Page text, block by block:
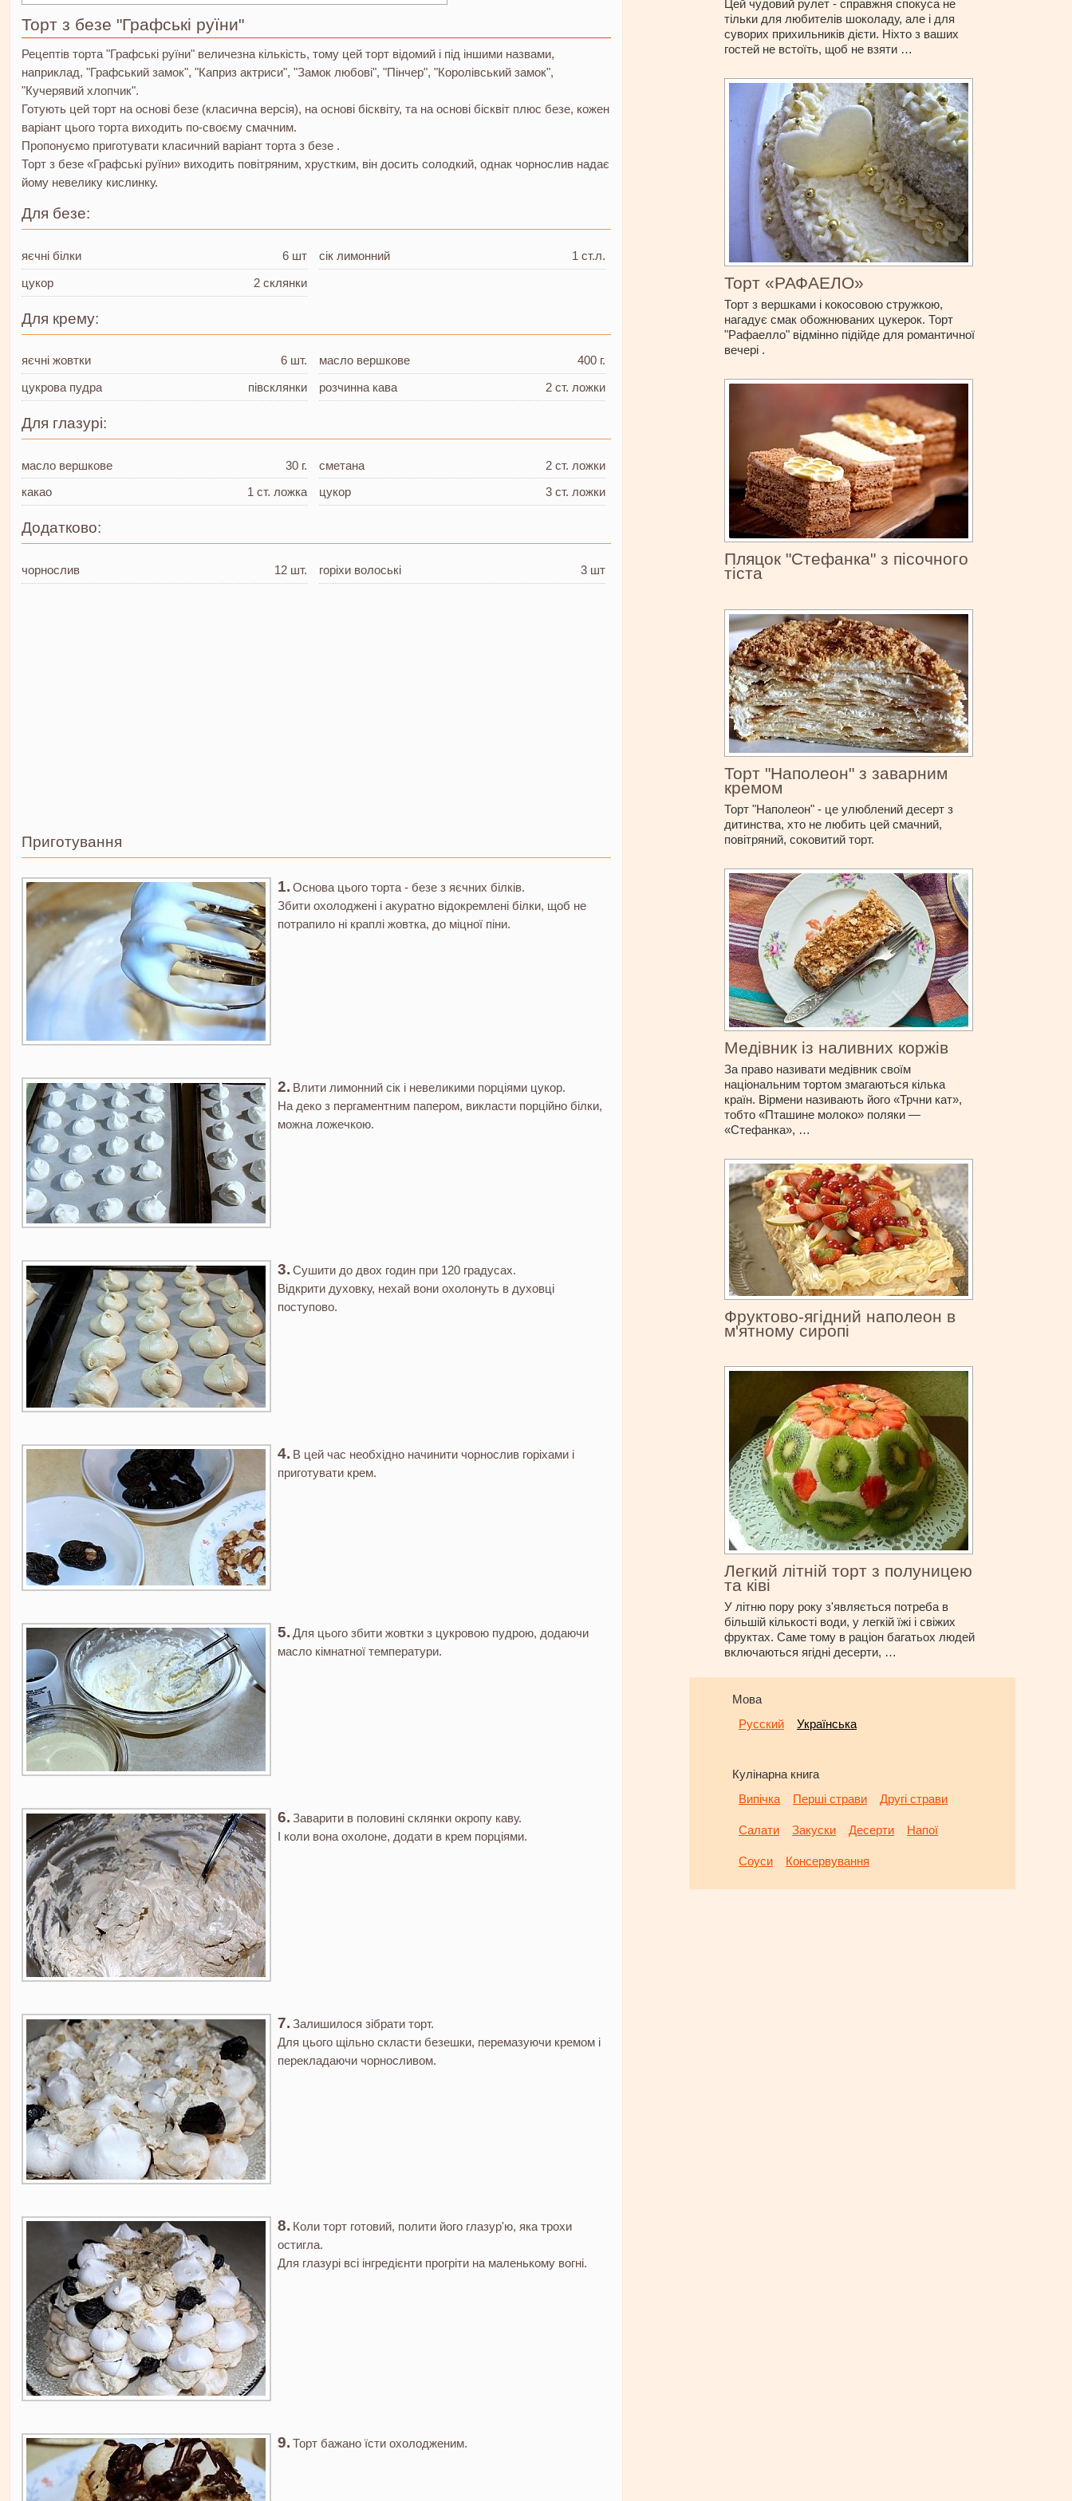
Торт з безе "Графські руїни"
Рецептів торта "Графські руїни" величезна кількість, тому цей торт відомий і під іншими назвами,
наприклад, "Графський замок", "Каприз актриси", "Замок любові", "Пінчер", "Королівський замок",
"Кучерявий хлопчик".
Готують цей торт на основі безе (класична версія), на основі бісквіту, та на основі бісквіт плюс безе, кожен
варіант цього торта виходить по-своєму смачним.
Пропонуємо приготувати класичний варіант торта з безе .
Торт з безе «Графські руїни» виходить повітряним, хрустким, він досить солодкий, однак чорнослив надає
йому невелику кислинку.
Для безе:
яєчні білки
6 шт
цукор
2 склянки
сік лимонний 1 ст.л.
Для крему:
яєчні жовтки
6 шт.
цукрова пудра
півсклянки
масло вершкове
400 г.
розчинна кава
2 ст. ложки
Для глазурі:
масло вершкове
30 г.
какао
1 ст. ложка
сметана
2 ст. ложки
цукор
3 ст. ложки
Додатково:
чорнослив 12 шт. горіхи волоські 3 шт
Приготування
Основа цього торта - безе з яєчних білків.
Збити охолоджені і акуратно відокремлені білки, щоб не
потрапило ні краплі жовтка, до міцної піни.
Влити лимонний сік і невеликими порціями цукор.
На деко з пергаментним папером, викласти порційно білки,
можна ложечкою.
Сушити до двох годин при 120 градусах.
Відкрити духовку, нехай вони охолонуть в духовці
поступово.
В цей час необхідно начинити чорнослив горіхами і
приготувати крем.
Для цього збити жовтки з цукровою пудрою, додаючи
масло кімнатної температури.
Заварити в половині склянки окропу каву.
І коли вона охолоне, додати в крем порціями.
Залишилося зібрати торт.
Для цього щільно скласти безешки, перемазуючи кремом і
перекладаючи чорносливом.
Коли торт готовий, полити його глазур'ю, яка трохи
остигла.
Для глазурі всі інгредієнти прогріти на маленькому вогні.
Торт бажано їсти охолодженим.
Цей чудовий рулет - справжня спокуса не
тільки для любителів шоколаду, але і для
суворих прихильників дієти. Ніхто з ваших
гостей не встоїть, щоб не взяти …
Торт «РАФАЕЛО»
Торт з вершками і кокосовою стружкою,
нагадує смак обожнюваних цукерок. Торт
"Рафаелло" відмінно підійде для романтичної
вечері .
Пляцок "Стефанка" з пісочного
тіста
Торт "Наполеон" з заварним
кремом
Торт "Наполеон" - це улюблений десерт з
дитинства, хто не любить цей смачний,
повітряний, соковитий торт.
Медівник із наливних коржів
За право називати медівник своїм
національним тортом змагаються кілька
країн. Вірмени називають його «Трчни кат»,
тобто «Пташине молоко» поляки —
«Стефанка», …
Фруктово-ягідний наполеон в
м'ятному сиропі
Легкий літній торт з полуницею
та ківі
У літню пору року з'являється потреба в
більшій кількості води, у легкій їжі і свіжих
фруктах. Саме тому в раціон багатьох людей
включаються ягідні десерти, …
Мова
Русский
Українська
Кулінарна книга
Випічка
Перші страви Другі страви
Салати Закуски Десерти Напої
Соуси Консервування